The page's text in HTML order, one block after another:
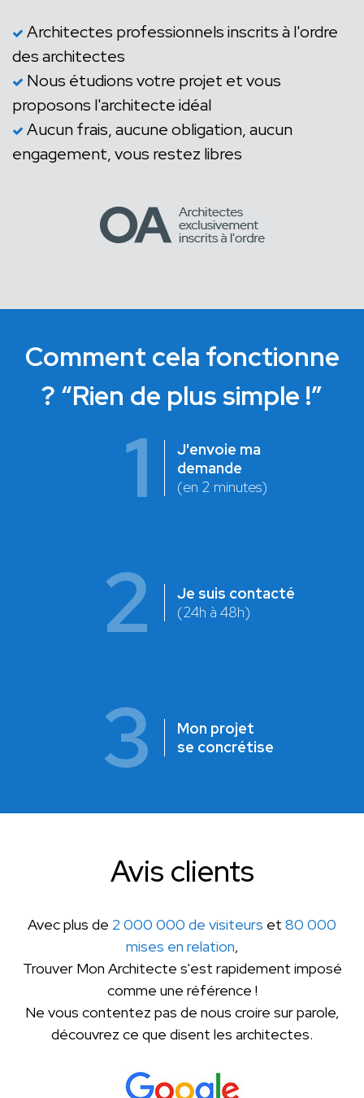
Architectes professionnels inscrits à l'ordre
des architectes
Nous étudions votre projet et vous
proposons l'architecte idéal
Aucun frais, aucune obligation, aucun
engagement, vous restez libres
Comment cela fonctionne
? “Rien de plus simple !”
1
J'envoie ma
demande
(en 2 minutes)
2
Je suis contacté
(24h à 48h)
3
Mon projet
se concrétise
Avis clients
Avec plus de 2 000 000 de visiteurs et 80 000
mises en relation,
Trouver Mon Architecte s'est rapidement imposé
comme une référence !
Ne vous contentez pas de nous croire sur parole,
découvrez ce que disent les architectes.